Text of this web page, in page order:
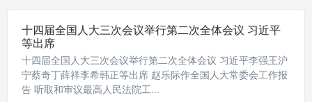
十四届全国人大三次会议举行第二次全体会议 习近平
等出席
十四届全国人大三次会议举行第二次全体会议 习近平李强王沪
宁蔡奇丁薛祥李希韩正等出席 赵乐际作全国人大常委会工作报
告 听取和审议最高人民法院工...